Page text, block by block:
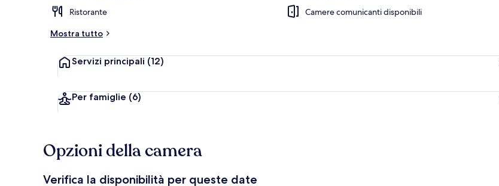
Ristorante
Camere comunicanti disponibili
Mostra tutto
Servizi principali (12)
Per famiglie (6)
Opzioni della camera
Verifica la disponibilità per queste date